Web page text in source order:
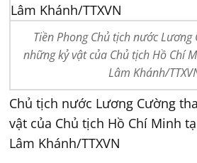
Tiền Phong Chủ tịch nước
những kỷ vật của Chủ tịch Hồ Chí
Lâm Khánh/
Chủ tịch nước Lương Cường
vật của Chủ tịch Hồ Chí Minh
Lâm Khánh/TTXVN